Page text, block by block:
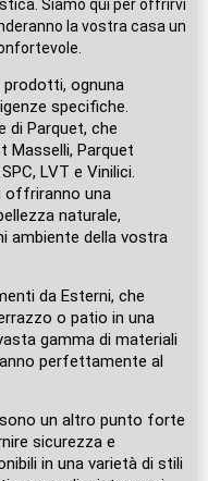
Siamo qui per offrirvi
la vostra casa un
prodotti, ognuna
specifiche.
di Parquet, che
Masselli, Parquet
LVT e Vinilici.
offriranno una
naturale,
ambiente della vostra
da Esterni, che
o patio in una
gamma di materiali
perfettamente al
un altro punto forte
sicurezza e
in una varietà di stili